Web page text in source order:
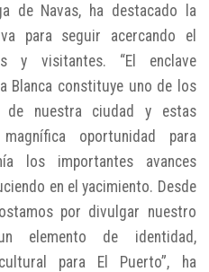
de Navas, ha destacado la
para seguir acercando el
y visitantes. “El enclave
Blanca constituye uno de los
de nuestra ciudad y estas
oportunidad para
los importantes avances
en el yacimiento. Desde
por divulgar nuestro
elemento de identidad,
para El Puerto”, ha